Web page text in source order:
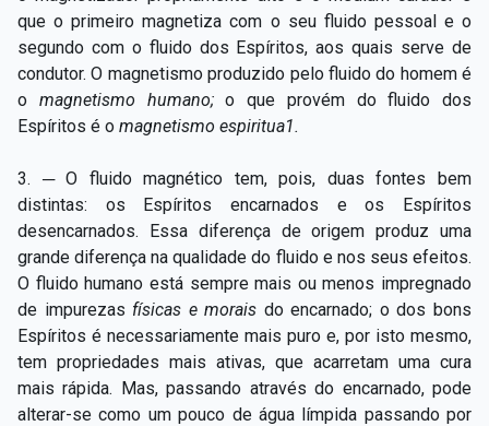
que o primeiro magnetiza com o seu fluido pessoal e o
segundo com o fluido dos Espíritos, aos quais serve de
condutor. O magnetismo produzido pelo fluido do homem é
o magnetismo humano;o que provém do fluido dos
Espíritos é o magnetismo espiritua1.
3. ─ O fluido magnético tem, pois, duas fontes bem
distintas: os Espíritos encarnados e os Espíritos
desencarnados. Essa diferença de origem produz uma
grande diferença na qualidade do fluido e nos seus efeitos.
O fluido humano está sempre mais ou menos impregnado
de impurezas físicas e morais do encarnado; o dos bons
Espíritos é necessariamente mais puro e, por isto mesmo,
tem propriedades mais ativas, que acarretam uma cura
mais rápida. Mas, passando através do encarnado, pode
alterar-se como um pouco de água límpida passando por